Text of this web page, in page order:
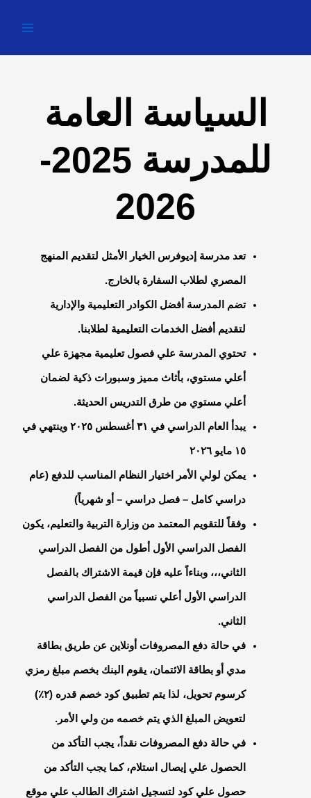
السياسة العامة
للمدرسة 2025-
2026
تعد مدرسة إديوفرس الخيار الأمثل لتقديم المنهج
المصري لطلاب السفارة بالخارج.
تضم المدرسة أفضل الكوادر التعليمية والإدارية
لتقديم أفضل الخدمات التعليمية لطلابنا.
تحتوي المدرسة علي فصول تعليمية مجهزة علي
أعلي مستوي، بأثاث مميز وسبورات ذكية لضمان
أعلي مستوي من طرق التدريس الحديثة.
يبدأ العام الدراسي في ٣١ أغسطس ٢٠٢٥ وينتهي في
١٥ مايو ٢٠٢٦
يمكن لولي الأمر اختيار النظام المناسب للدفع (عام
دراسي كامل – فصل دراسي – أو شهرياً)
وفقاً للتقويم المعتمد من وزارة التربية والتعليم، يكون
الفصل الدراسي الأول أطول من الفصل الدراسي
الثاني،،، وبناءاً عليه فإن قيمة الاشتراك بالفصل
الدراسي الأول أعلي نسبياً من الفصل الدراسي
الثاني.
في حالة دفع المصروفات أونلاين عن طريق بطاقة
مدي أو بطاقة الائتمان، يقوم البنك بخصم مبلغ رمزي
كرسوم تحويل، لذا يتم تطبيق كود خصم قدره (٢٪)
لتعويض المبلغ الذي يتم خصمه من ولي الأمر.
في حالة دفع المصروفات نقداً، يجب التأكد من
الحصول علي إيصال استلام، كما يجب التأكد من
حصول علي كود لتسجيل اشتراك الطالب علي موقع